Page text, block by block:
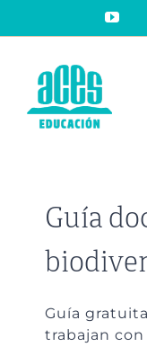
Guía
Guía
trabajan